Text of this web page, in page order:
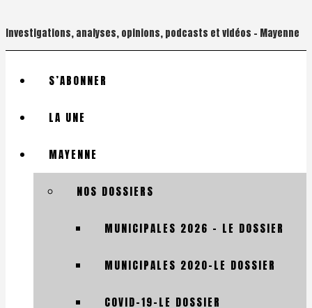
Investigations, analyses, opinions, podcasts et vidéos – Mayenne
S’ABONNER
LA UNE
MAYENNE
NOS DOSSIERS
MUNICIPALES 2026 – LE DOSSIER
MUNICIPALES 2020-LE DOSSIER
COVID-19-LE DOSSIER